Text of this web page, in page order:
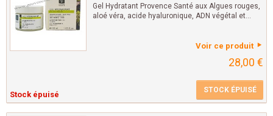
Gel Hydratant Provence Santé aux Algues rouges,
aloé véra, acide hyaluronique, ADN végétal et...
Voir ce produit
28,00 €
Stock épuisé STOCK ÉPUISÉ